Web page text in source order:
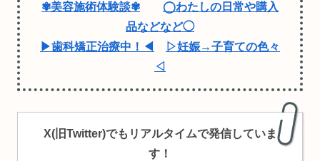
✾美容施術体験談✾
◯わたしの日常や購入
品などなど◯
▶歯科矯正治療中！◀
▷妊娠→子育ての色々
◁
X(旧Twitter)でもリアルタイムで発信していま
す！